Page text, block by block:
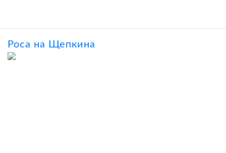
Роса на Щепкина